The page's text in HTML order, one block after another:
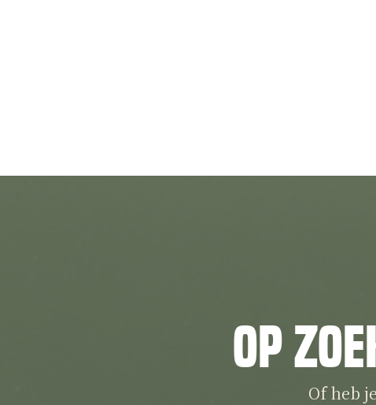
Op
Of heb